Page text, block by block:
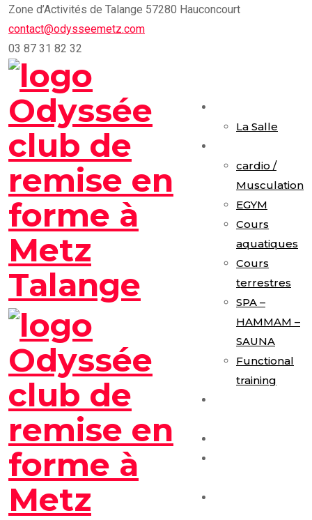
Skip
to
content
Zone d’Activités de Talange 57280 Hauconcourt
contact@odysseemetz.com
03 87 31 82 32
La Salle
cardio /
Musculation
EGYM
Cours
aquatiques
Cours
terrestres
SPA –
HAMMAM –
SAUNA
Functional
training